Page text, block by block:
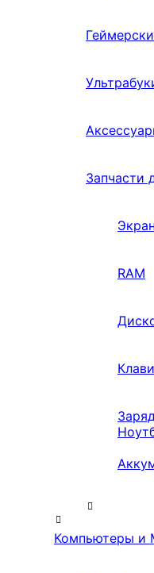
Запчасти
RAM
Компьютеры и